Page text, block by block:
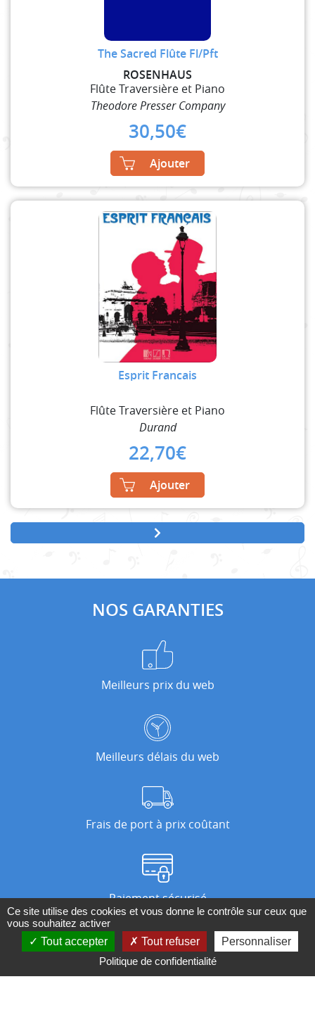
The Sacred Flûte Fl/Pft
ROSENHAUS
Flûte Traversière et Piano
Theodore Presser Company
30,50€
Ajouter
Esprit Francais
Flûte Traversière et Piano
Durand
22,70€
Ajouter
NOS GARANTIES
Meilleurs prix du web
Meilleurs délais du web
Frais de port à prix coûtant
Paiement sécurisé
Nos magasins
Ce site utilise des cookies et vous donne le contrôle sur ceux que
vous souhaitez activer
Tout accepter
Tout refuser
Personnaliser
Politique de confidentialité